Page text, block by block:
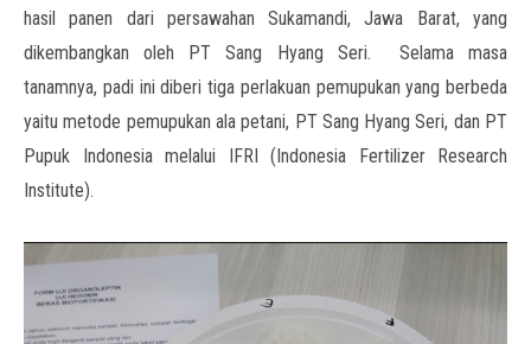
hasil panen dari persawahan Sukamandi, Jawa Barat, yang
dikembangkan oleh PT Sang Hyang Seri. Selama masa
tanamnya, padi ini diberi tiga perlakuan pemupukan yang berbeda
yaitu metode pemupukan ala petani, PT Sang Hyang Seri, dan PT
Pupuk Indonesia melalui IFRI (Indonesia Fertilizer Research
Institute).